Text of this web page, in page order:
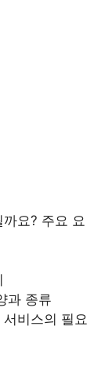
요? 주요 요
과 종류
비스의 필요